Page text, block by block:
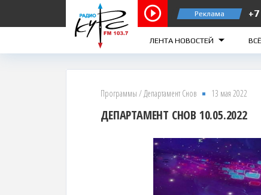
Реклама
ЛЕНТА НОВОСТЕЙ
Курск 103.7 FM
Программы / Департамент Снов 13 мая 2022
ДЕПАРТАМЕНТ СНОВ 10.05.2022